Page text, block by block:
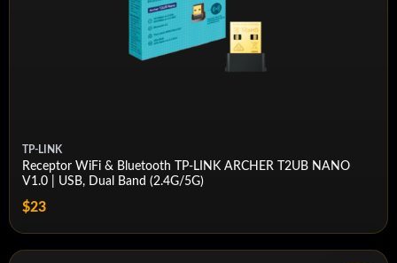
TP-LINK
Receptor WiFi & Bluetooth TP-LINK ARCHER T2UB NANO
V1.0 | USB, Dual Band (2.4G/5G)
$23